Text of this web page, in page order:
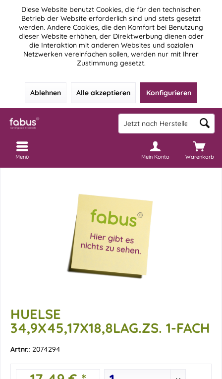
Diese Website benutzt Cookies, die für den technischen
Betrieb der Website erforderlich sind und stets gesetzt
werden. Andere Cookies, die den Komfort bei Benutzung
dieser Website erhöhen, der Direktwerbung dienen oder
die Interaktion mit anderen Websites und sozialen
Netzwerken vereinfachen sollen, werden nur mit Ihrer
Zustimmung gesetzt.
Ablehnen Alle akzeptieren Konfigurieren
Warenkorb
Mein Konto
Menü
HUELSE
34,9X45,17X18,8LAG.ZS. 1-FACH
Artnr.: 2074294